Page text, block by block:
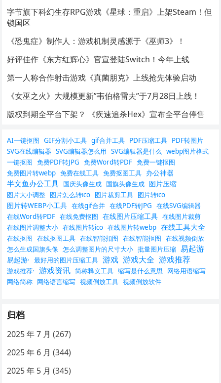
字节旗下科幻生存RPG游戏《星球：重启》上架Steam！但
锁国区
《恐鬼症》制作人：游戏机制灵感源于《巫师3》！
好评佳作《东方红辉心》官宣登陆Switch！今年上线
第一人称合作射击游戏《真菌朋克》上线抢先体验启动
《女巫之火》大规模更新”韦伯格雷夫”于7月28日上线！
版权到期全平台下架？ 《疾速追杀Hex》宣布全平台停售
AI一键抠图 GIF分割小工具 gif合并工具 PDF压缩工具 PDF转图片
SVG在线编辑器 SVG编辑器怎么用 SVG编辑器是什么 webp图片格式
一键抠图 免费PDF转JPG 免费Word转PDF 免费一键抠图
免费图片转webp 免费在线工具 免费抠图工具 办公神器
半文鱼办公工具 国庆头像生成 国旗头像生成 图片压缩
图片大小调整 图片怎么转ico 图片裁剪工具 图片转ico
图片转WEBP小工具 在线gif合并 在线PDF转JPG 在线SVG编辑器
在线Word转PDF 在线免费抠图 在线图片压缩工具 在线图片裁剪
在线图片调整大小 在线图片转ico 在线图片转webp 在线工具大全
在线抠图 在线抠图工具 在线智能扣图 在线智能抠图 在线视频倒放
怎么生成国旗头像 怎么调整图片的尺寸大小 批量图片压缩 易起游
易起游· 最好用的图片压缩工具 游戏 游戏大全 游戏推荐
游戏推荐· 游戏资讯 简称释义工具 缩写是什么意思
网络用语缩写
网络简称 网络语言缩写 视频倒放工具 视频倒放软件
归档
2025 年 7 月 (267)
2025 年 6 月 (344)
2025 年 5 月 (345)